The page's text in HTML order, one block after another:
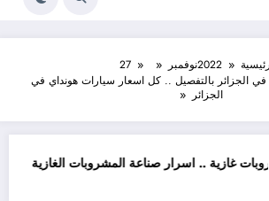
2022نوفمبر
27
الجزائر بالتفصيل .. كل اسعار سيارات هونداي في
الجزائر
صناعة المشروبات الغازية